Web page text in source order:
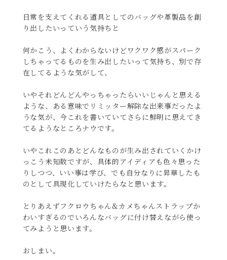
日常を支えてくれる道具としてのバッグや革製品を創
り出したいっていう気持ちと
何かこう、よくわからないけどワクワク感がスパーク
しちゃってるものを生み出したいって気持ち、別で存
在してるような気がして、
いやそれどんどんやっちゃったらいいじゃんと思える
ような、ある意味でリミッター解除な出来事だったよ
うな気が、今これを書いていてさらに鮮明に思えてき
てるようなところナウです。
いやこれこのあとどんなものが生み出されていくかけ
っこう未知数ですが、具体的アイディアも色々思った
りしつつ、いい事は学び、でも自分なりに昇華したも
のとして具現化していけたらなと思います。
とりあえずフクロウちゃん&カメちゃんストラップか
わいすぎるのでいろんなバッグに付け替えながら使っ
てみようと思います。
おしまい。